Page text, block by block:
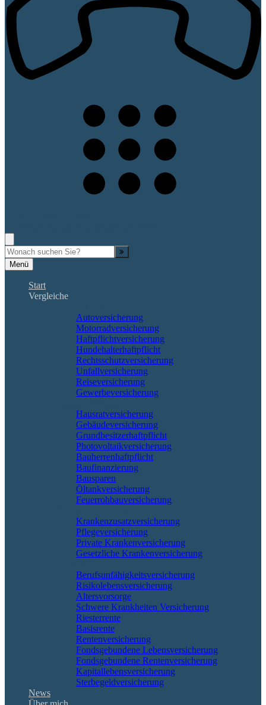
Menü
Start
Vergleiche
Autoversicherung
Motorradversicherung
Haftpflichtversicherung
Hundehalterhaftpflicht
Rechtsschutzversicherung
Unfallversicherung
Reiseversicherung
Gewerbeversicherung
Hausratversicherung
Gebäudeversicherung
Grundbesitzerhaftpflicht
Photovoltaikversicherung
Bauherrenhaftpflicht
Baufinanzierung
Bausparen
Öltankversicherung
Feuerrohbauversicherung
Krankenzusatzversicherung
Pflegeversicherung
Private Krankenversicherung
Gesetzliche Krankenversicherung
Berufs­unfähigkeitsversicherung
Risikolebensversicherung
Altersvorsorge
Schwere Krankheiten Versicherung
Riesterrente
Basisrente
Rentenversicherung
Fondsgebundene Lebensversicherung
Fondsgebundene Rentenversicherung
Kapitallebensversicherung
Sterbegeldversicherung
News